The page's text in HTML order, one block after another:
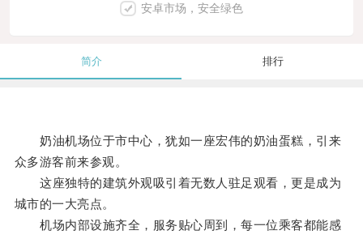
安卓市场，安全绿色
简介 排行
奶油机场位于市中心，犹如一座宏伟的奶油蛋糕，引来
众多游客前来参观。
这座独特的建筑外观吸引着无数人驻足观看，更是成为
城市的一大亮点。
机场内部设施齐全，服务贴心周到，每一位乘客都能感